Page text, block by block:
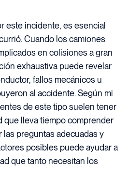
este incidente, es esencial
Cuando los camiones
en colisiones a gran
exhaustiva puede revelar
fallos mecánicos u
al accidente. Según mi
de este tipo suelen tener
que lleva tiempo comprender
las preguntas adecuadas y
posibles puede ayudar a
que tanto necesitan los